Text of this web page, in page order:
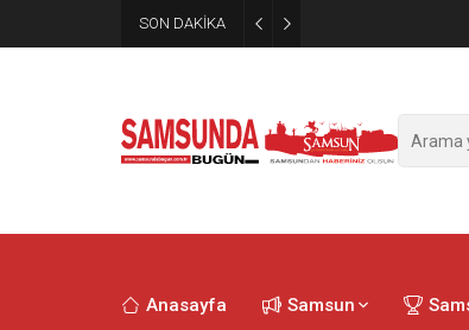
SON DAKİKA
Anasayfa Samsun